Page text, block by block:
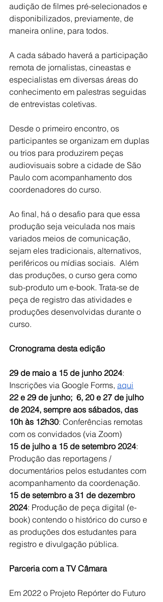
audição de filmes pré-selecionados e
disponibilizados, previamente, de
maneira online, para todos.
A cada sábado haverá a participação
remota de jornalistas, cineastas e
especialistas em diversas áreas do
conhecimento em palestras seguidas
de entrevistas coletivas.
Desde o primeiro encontro, os
participantes se organizam em duplas
ou trios para produzirem peças
audiovisuais sobre a cidade de São
Paulo com acompanhamento dos
coordenadores do curso.
Ao final, há o desafio para que essa
produção seja veiculada nos mais
variados meios de comunicação,
sejam eles tradicionais, alternativos,
periféricos ou mídias sociais.  Além
das produções, o curso gera como
sub-produto um e-book. Trata-se de
peça de registro das atividades e
produções desenvolvidas durante o
curso.
Cronograma desta edição
29 de maio a 15 de junho 2024:
Inscrições via Google Forms, aqui
22 e 29 de junho;  6, 20 e 27 de julho
de 2024, sempre aos sábados, das
10h às 12h30: Conferências remotas
com os convidados (via Zoom)
15 de julho a 15 de setembro 2024:
Produção das reportagens /
documentários pelos estudantes com
acompanhamento da coordenação.
15 de setembro a 31 de dezembro
2024: Produção de peça digital (e-
book) contendo o histórico do curso e
as produções dos estudantes para
registro e divulgação pública.
Parceria com a TV Câmara
Em 2022 o Projeto Repórter do Futuro